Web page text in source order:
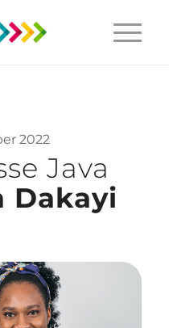
2022
Java
Dakayi